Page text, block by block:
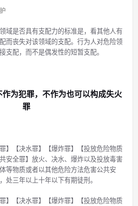
域是否具有支配力的标准是，看其他人有
而丧失对该领域的支配。行为人对危险领
支配，而不是偶发性的短暂支配。
为犯罪，不作为也可以构成失火
罪
【决水罪】【爆炸罪】【投放危险物质
安全罪】放火、决水、爆炸以及投放毒害
等物质或者以其他危险方法危害公共安
处三年以上十年以下有期徒刑。
【决水罪】【爆炸罪】【投放危险物质